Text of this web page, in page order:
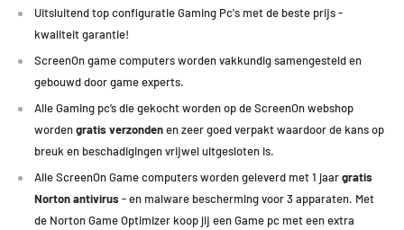
minimaal 60 FPS met de volgende games:
Uitsluitend top configuratie Gaming Pc's met de beste prijs -
kwaliteit garantie!
ScreenOn game computers worden vakkundig samengesteld en
gebouwd door game experts.
Alle Gaming pc’s die gekocht worden op de ScreenOn webshop
wordengratis verzondenen zeer goed verpakt waardoor de kans op
breuk en beschadigingen vrijwel uitgesloten is.
Alle ScreenOn Game computers worden geleverd met 1 jaargratis
Norton antivirus - en malware bescherming voor 3 apparaten. Met
de Norton Game Optimizer koop jij een Game pc met een extra